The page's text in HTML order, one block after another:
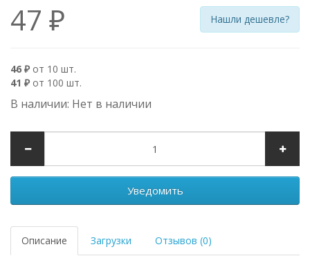
47 ₽ Нашли дешевле?
46 ₽ от 10 шт.
41 ₽ от 100 шт.
В наличии: Нет в наличии
Уведомить
Описание Загрузки Отзывов (0)